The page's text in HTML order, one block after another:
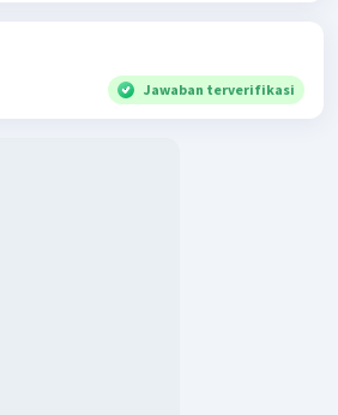
Jawaban terverifikasi